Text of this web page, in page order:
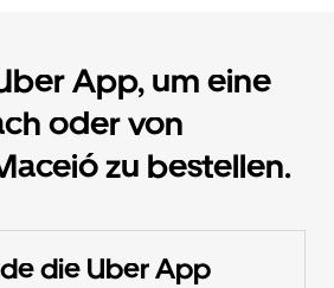
App, um eine
oder von
zu bestellen.
die Uber App